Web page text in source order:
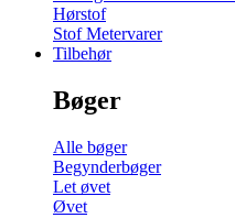
Hørstof
Stof Metervarer
Tilbehør
Bøger
Alle bøger
Begynderbøger
Let øvet
Øvet